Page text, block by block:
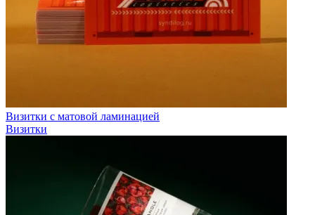
Визитки с матовой ламинацией
Визитки